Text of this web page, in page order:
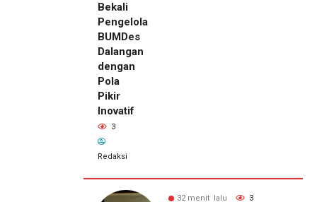
Bekali
Pengelola
BUMDes
Dalangan
dengan
Pola
Pikir
Inovatif
3
Redaksi
32 menit lalu 3
21 menit